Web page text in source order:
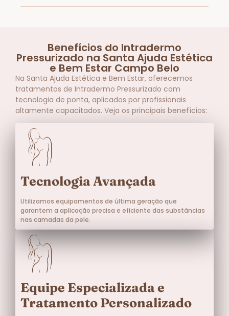
Benefícios do Intradermo
Pressurizado na Santa Ajuda Estética
e Bem Estar Campo Belo
Na Santa Ajuda Estética e Bem Estar, oferecemos
tratamentos de Intradermo Pressurizado com
tecnologia de ponta, aplicados por profissionais
altamente capacitados. Veja os principais benefícios:
Tecnologia Avançada
Utilizamos equipamentos de última geração que
garantem a aplicação precisa e eficiente das substâncias
nas camadas da pele.
Equipe Especializada e
Tratamento Personalizado